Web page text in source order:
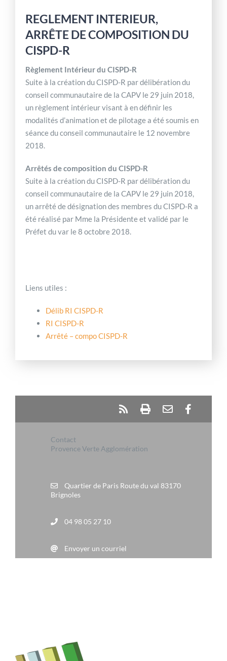
REGLEMENT INTERIEUR,
ARRÊTE DE COMPOSITION DU
CISPD-R
Règlement Intérieur du CISPD-R
Suite à la création du CISPD-R par délibération du
conseil communautaire de la CAPV le 29 juin 2018,
un règlement intérieur visant à en définir les
modalités d’animation et de pilotage a été soumis en
séance du conseil communautaire le 12 novembre
2018.
Arrêtés de composition du CISPD-R
Suite à la création du CISPD-R par délibération du
conseil communautaire de la CAPV le 29 juin 2018,
un arrêté de désignation des membres du CISPD-R a
été réalisé par Mme la Présidente et validé par le
Préfet du var le 8 octobre 2018.
Liens utiles :
Délib RI CISPD-R
RI CISPD-R
Arrêté – compo CISPD-R
Contact
Provence Verte Agglomération
Quartier de Paris Route du val 83170
Brignoles
04 98 05 27 10
Envoyer un courriel